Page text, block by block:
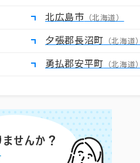
北広島市 （北海道）
夕張郡長沼町 （北海道）
勇払郡安平町 （北海道）